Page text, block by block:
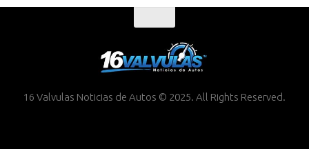
16 Valvulas Noticias de Autos © 2025. All Rights Reserved.